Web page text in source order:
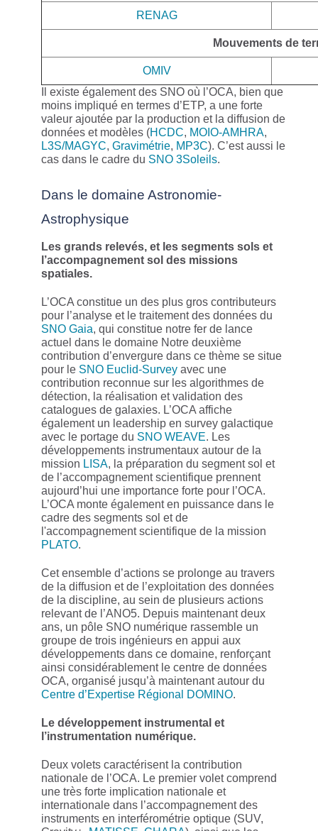
RENAG
Mouvements de
OMIV
Il existe également des SNO où l’OCA, bien que
moins impliqué en termes d’ETP, a une forte
valeur ajoutée par la production et la diffusion de
données et modèles (HCDC, MOIO-AMHRA,
L3S/MAGYC, Gravimétrie, MP3C). C’est aussi le
cas dans le cadre du SNO 3Soleils.
Dans le domaine Astronomie-
Astrophysique
Les grands relevés, et les segments sols et
l’accompagnement sol des missions
spatiales.
L’OCA constitue un des plus gros contributeurs
pour l’analyse et le traitement des données du
SNO Gaia, qui constitue notre fer de lance
actuel dans le domaine Notre deuxième
contribution d’envergure dans ce thème se situe
pour le SNO Euclid-Survey avec une
contribution reconnue sur les algorithmes de
détection, la réalisation et validation des
catalogues de galaxies. L’OCA affiche
également un leadership en survey galactique
avec le portage du SNO WEAVE. Les
développements instrumentaux autour de la
mission LISA, la préparation du segment sol et
de l’accompagnement scientifique prennent
aujourd’hui une importance forte pour l’OCA.
L’OCA monte également en puissance dans le
cadre des segments sol et de
l'accompagnement scientifique de la mission
PLATO.
Cet ensemble d’actions se prolonge au travers
de la diffusion et de l’exploitation des données
de la discipline, au sein de plusieurs actions
relevant de l’ANO5. Depuis maintenant deux
ans, un pôle SNO numérique rassemble un
groupe de trois ingénieurs en appui aux
développements dans ce domaine, renforçant
ainsi considérablement le centre de données
OCA, organisé jusqu’à maintenant autour du
Centre d’Expertise Régional DOMINO.
Le développement instrumental et
l’instrumentation numérique.
Deux volets caractérisent la contribution
nationale de l’OCA. Le premier volet comprend
une très forte implication nationale et
internationale dans l’accompagnement des
instruments en interférométrie optique (SUV,